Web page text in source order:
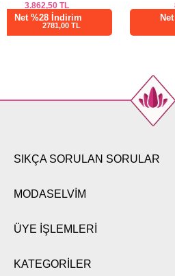
800,00
Net %28 İndirim
576,01 TL
SIKÇA SORULAN SORULAR
MODASELVİM
ÜYE İŞLEMLERİ
KATEGORİLER